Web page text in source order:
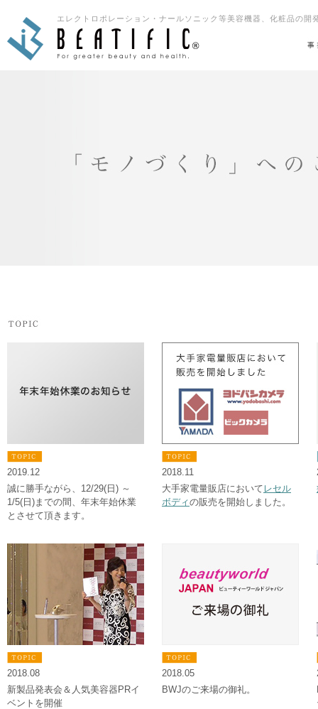
エレクトロポレーション・ナールソニック等美容機器、化粧品の開
2019.12
誠に勝手ながら、12/29(日) ～
1/5(日)までの間、年末年始休業
とさせて頂きます。
2018.11
大手家電量販店において レセル
ボディの販売を開始しました。
2018.08
新製品発表会＆人気美容器PRイ
ベントを開催
2018.05
BWJのご来場の御礼。